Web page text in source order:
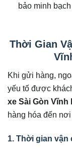
bảo minh
Thời Gian
Khi gửi hàng,
yếu tố được
xe Sài Gòn Vĩnh
hàng hóa đến
1. Thời gian